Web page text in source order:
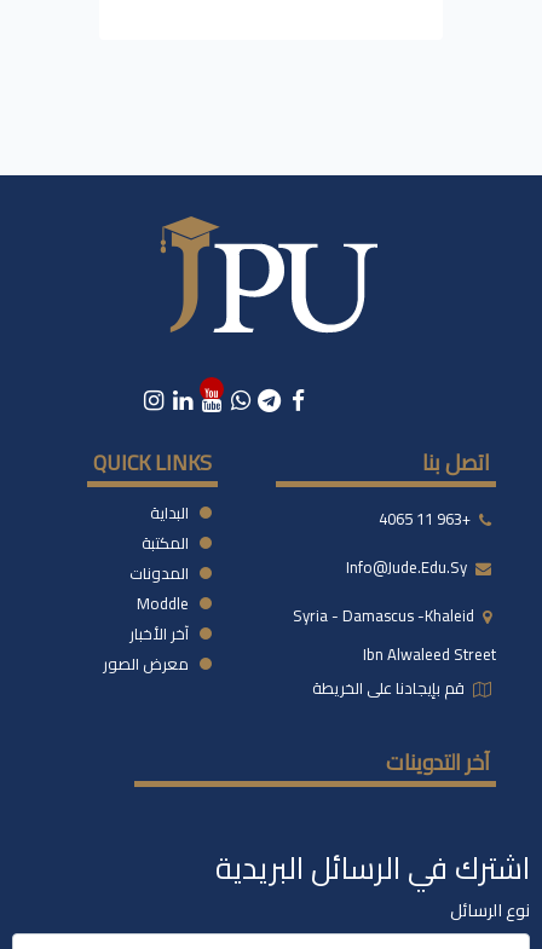
اتصل بنا
+963 11 4065
Syria - Damascus -khaleid
Ibn Alwaleed Street
قم بإيجادنا على الخريطة
QUICK LINKS
البداية
المكتبة
المدونات
Moddle
آخر الأخبار
معرض الصور
آخر التدوينات
اشترك في الرسائل البريدية
نوع الرسائل